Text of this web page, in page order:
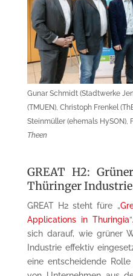
Gunar Schmidt (Stadtwerke
(TMUEN), Christoph Frenkel
Steinmüller (ehemals HySON),
Theen
GREAT H2:
Thüringer Industrie
GREAT H2 steht füre „
Applications in Thuringia
sich darauf, wie grüner
Industrie effektiv
eine entscheidende